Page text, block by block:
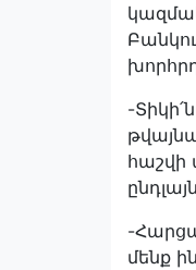
-
հաշվի
-
մենք